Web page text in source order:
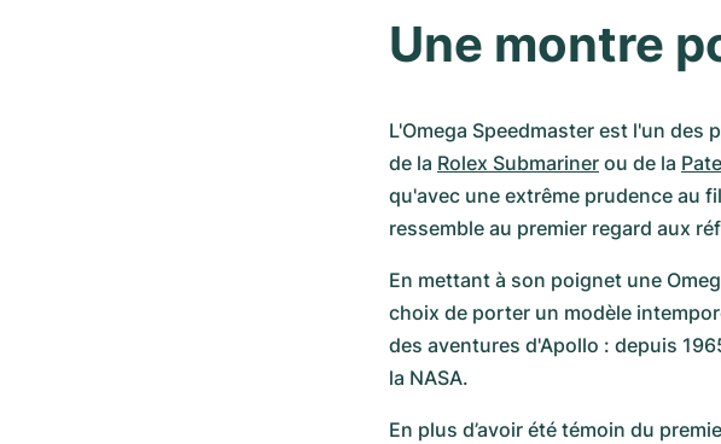
Une montre
L'Omega Speedmaster est l'un des
de la Rolex Submariner ou de la
qu'avec une extrême prudence au
ressemble au premier regard aux
En mettant à son poignet une
choix de porter un modèle
des aventures d'Apollo : depuis
la NASA.
En plus d’avoir été témoin du